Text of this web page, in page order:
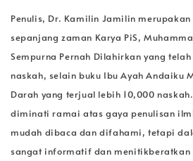
Penulis, Dr. Kamilin Jamilin
sepanjang zaman Karya PiS,
Sempurna Pernah Dilahirkan yang
naskah, selain buku Ibu Ayah Andaiku
Darah yang terjual lebih 10,000
diminati ramai atas gaya penulisan
mudah dibaca dan difahami, tetapi
sangat informatif dan menitikberatkan